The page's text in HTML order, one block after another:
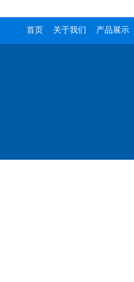
首页 关于我们 产品展示